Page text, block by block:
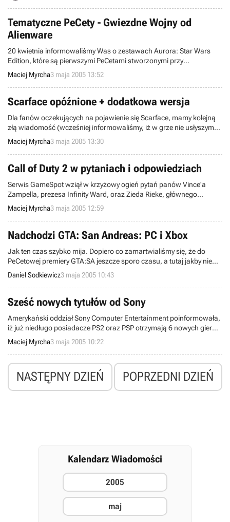
Tematyczne PeCety - Gwiezdne Wojny od
Alienware
20 kwietnia informowaliśmy Was o zestawach Aurora: Star Wars
Edition, które są pierwszymi PeCetami stworzonymi przy
wykorzystaniu oficjalne licencje Gwiezdnych Wojen. Dzisiaj damy
Wam szansę wygrać jeden z tych zestawów - oczywiście na stronie
ich producenta:)
Maciej Myrcha3 maja 2005 13:52
Scarface opóźnione + dodatkowa wersja
Dla fanów oczekujących na pojawienie się Scarface, mamy kolejną
złą wiadomość (wcześniej informowaliśmy, iż w grze nie usłyszymy
Ala Pacino). Otóż jak podali przedstawiciele Vivendi Universal,
Scarface nie ujrzy światła dziennego przynajmniej do roku 2006.
Jednocześnie potwierdzono, iż przygotowywana jest wersja gry na
konsole nowej generacji, najprawdopodobniej Xbox 360.
Maciej Myrcha3 maja 2005 13:30
Call of Duty 2 w pytaniach i odpowiedziach
Serwis GameSpot wziął w krzyżowy ogień pytań panów Vince'a
Zampella, prezesa Infinity Ward, oraz Zieda Rieke, głównego
projektanta Call of Duty 2, dzięki czemu gracze mają szansę poznać
nieco więcej szczegółów na temat tej gry. Poniżej przedstawiamy
wybrane, najciekawsze fragmenty tego wywiadu.
Maciej Myrcha3 maja 2005 12:59
Nadchodzi GTA: San Andreas: PC i Xbox
Jak ten czas szybko mija. Dopiero co zamartwialiśmy się, że do
PeCetowej premiery GTA:SA jeszcze sporo czasu, a tutaj jakby nie
patrzeć, pozostało zaledwie nieco ponad miesiąc czekania. Przy
okazji pojawienia się nowych screenów, zapraszam do zapoznania
się ze szczegółami na temat wydań PC i Xbox, jakie ukazały się
niedawno w sieci.
Daniel Sodkiewicz3 maja 2005 10:43
Sześć nowych tytułów od Sony
Amerykański oddział Sony Computer Entertainment poinformowała,
iż już niedługo posiadacze PS2 oraz PSP otrzymają 6 nowych gier
(odpowiednio po 3 gry na każdą konsolę). Tytuły te ukażą się
wyłącznie na wspomniane konsole, a daty ich wydania zostały
umieszczone pomiędzy sierpniem a grudniem tego roku.
Maciej Myrcha3 maja 2005 10:22
NASTĘPNY DZIEŃ POPRZEDNI DZIEŃ
Kalendarz Wiadomości
2005
maj